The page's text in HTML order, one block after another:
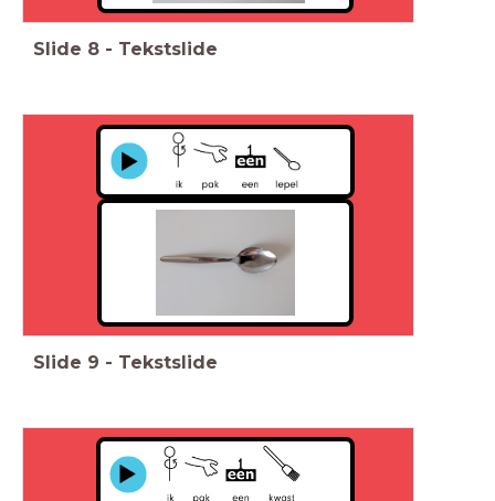
Slide 8 - Tekstslide
Slide 9 - Tekstslide